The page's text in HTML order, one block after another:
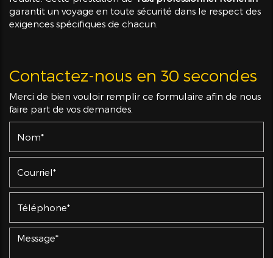
garantit un voyage en toute sécurité dans le respect des
exigences spécifiques de chacun.
Contactez-nous en 30 secondes
Merci de bien vouloir remplir ce formulaire afin de nous
faire part de vos demandes.